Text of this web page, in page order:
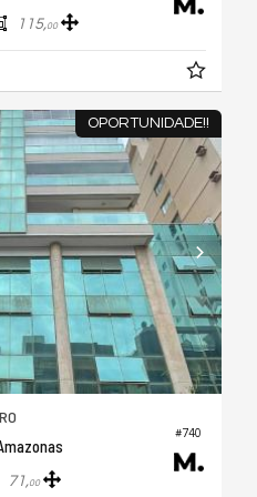
115,00
OPORTUNIDADE!!
#740
71,00